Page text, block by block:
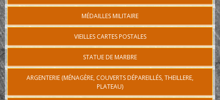
MÉDAILLES MILITAIRE
VIEILLES CARTES POSTALES
STATUE DE MARBRE
ARGENTERIE (MÉNAGÈRE, COUVERTS DÉPAREILLÉS, THEILLERE,
PLATEAU)